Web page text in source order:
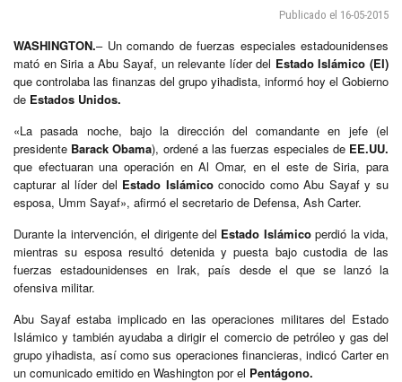
Publicado el 16-05-2015
WASHINGTON.– Un comando de fuerzas especiales estadounidenses
mató en Siria a Abu Sayaf, un relevante líder del Estado Islámico (EI)
que controlaba las finanzas del grupo yihadista, informó hoy el Gobierno
de Estados Unidos.
«La pasada noche, bajo la dirección del comandante en jefe (el
presidente Barack Obama), ordené a las fuerzas especiales de EE.UU.
que efectuaran una operación en Al Omar, en el este de Siria, para
capturar al líder del Estado Islámicoconocido como Abu Sayaf y su
esposa, Umm Sayaf», afirmó el secretario de Defensa, Ash Carter.
Durante la intervención, el dirigente del Estado Islámicoperdió la vida,
mientras su esposa resultó detenida y puesta bajo custodia de las
fuerzas estadounidenses en Irak, país desde el que se lanzó la
ofensiva militar.
Abu Sayaf estaba implicado en las operaciones militares del Estado
Islámico y también ayudaba a dirigir el comercio de petróleo y gas del
grupo yihadista, así como sus operaciones financieras, indicó Carter en
un comunicado emitido en Washington por el Pentágono.